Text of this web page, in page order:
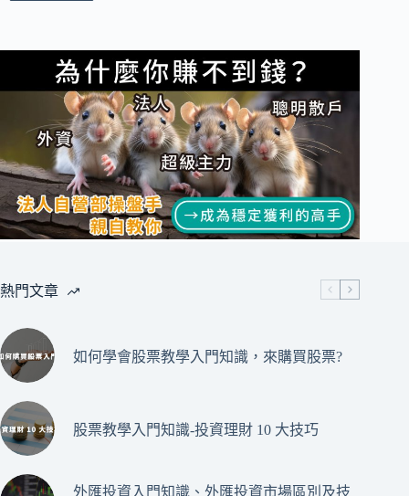
熱門文章
如何學會股票教學入門知識，來購買股票?
股票教學入門知識-投資理財 10 大技巧
外匯投資入門知識、外匯投資市場區別及技